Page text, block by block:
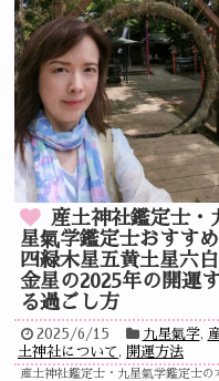
産土神社鑑定士・
星氣学鑑定士おすすめ
四緑木星五黄土星六白
金星の2025年の開運
る過ごし方
2025/6/15 九星氣学,
土神社について , 開運方法
産土神社鑑定士・九星氣学鑑定士の